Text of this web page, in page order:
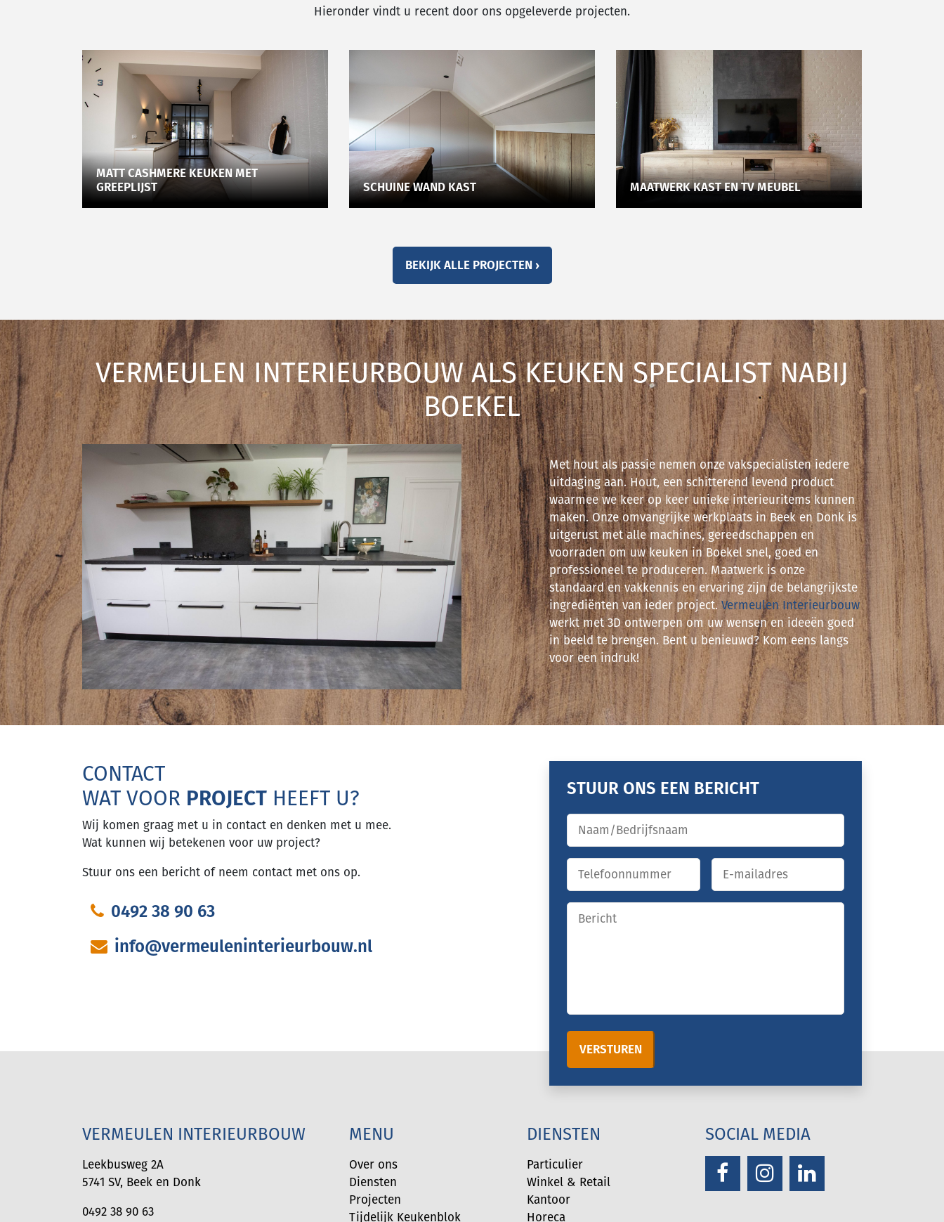
Hieronder vindt u recent door ons opgeleverde projecten.
MATT CASHMERE KEUKEN MET
GREEPLIJST
SCHUINE WAND KAST MAATWERK KAST EN TV MEUBEL
BEKIJK ALLE PROJECTEN ›
VERMEULEN INTERIEURBOUW ALS KEUKEN SPECIALIST NABIJ
BOEKEL
Met hout als passie nemen onze vakspecialisten iedere
uitdaging aan. Hout, een schitterend levend product
waarmee we keer op keer unieke interieuritems kunnen
maken. Onze omvangrijke werkplaats in Beek en Donk is
uitgerust met alle machines, gereedschappen en
voorraden om uw keuken in Boekel snel, goed en
professioneel te produceren. Maatwerk is onze
standaard en vakkennis en ervaring zijn de belangrijkste
ingrediënten van ieder project.Vermeulen Interieurbouw
werkt met 3D ontwerpen om uw wensen en ideeën goed
in beeld te brengen. Bent u benieuwd? Kom eens langs
voor een indruk!
CONTACT
WAT VOOR PROJECT HEEFT U?
Wij komen graag met u in contact en denken met u mee.
Wat kunnen wij betekenen voor uw project?
Stuur ons een bericht of neem contact met ons op.
0492 38 90 63
info@vermeuleninterieurbouw.nl
STUUR ONS EEN BERICHT
Naam/bedrijfsnaam
Telefoon
E-
mailadres
Geen
titel
VERSTUREN
VERMEULEN INTERIEURBOUW
Leekbusweg 2A
5741 SV, Beek en Donk
0492 38 90 63
MENU
Over ons
Diensten
Projecten
Tijdelijk Keukenblok
DIENSTEN
Particulier
Winkel & Retail
Kantoor
Horeca
SOCIAL MEDIA